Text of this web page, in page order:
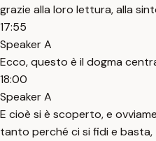
grazie alla loro lettura, alla
17:55
Speaker A
Ecco, questo è il dogma
18:00
Speaker A
E cioè si è scoperto, e
tanto perché ci si fidi e basta,